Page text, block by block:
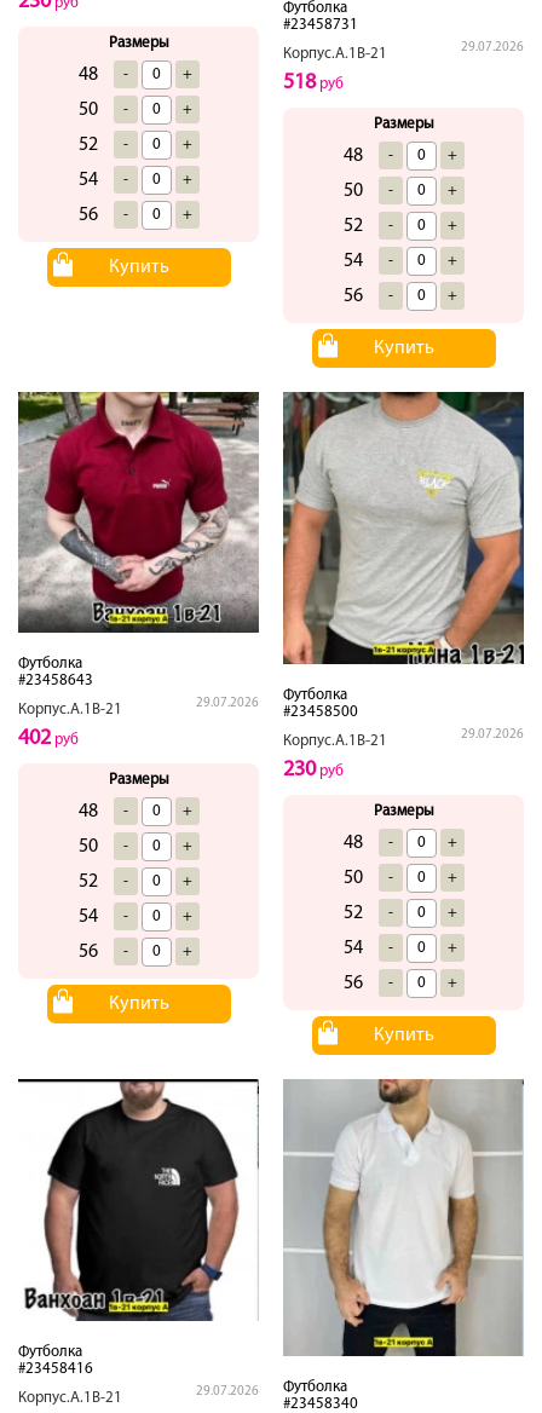
Размеры
48 - +
50 - +
52 - +
54 - +
56 - +
Купить
Футболка
#23458731
Корпус.А.1В-21
29.07.2026
518руб
Размеры
48 - +
50 - +
52 - +
54 - +
56 - +
Купить
Футболка
#23458643
Корпус.А.1В-21
29.07.2026
402руб
Размеры
48 - +
50 - +
52 - +
54 - +
56 - +
Купить
Футболка
#23458500
Корпус.А.1В-21
29.07.2026
230руб
Размеры
48 - +
50 - +
52 - +
54 - +
56 - +
Купить
Футболка
#23458416
Корпус.А.1В-21
29.07.2026
Футболка
#23458340